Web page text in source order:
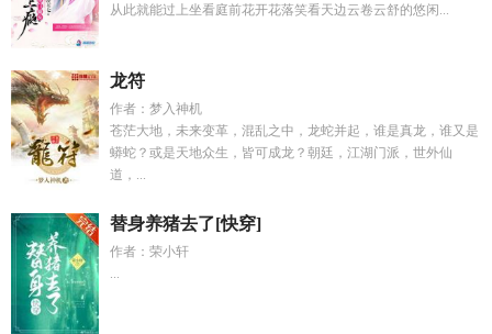
从此就能过上坐看庭前花开花落笑看天边云卷云舒的悠闲...
龙符
作者：梦入神机
苍茫大地，未来变革，混乱之中，龙蛇并起，谁是真龙，谁又是
蟒蛇？或是天地众生，皆可成龙？朝廷，江湖门派，世外仙
道，...
替身养猪去了[快穿]
作者：荣小轩
...